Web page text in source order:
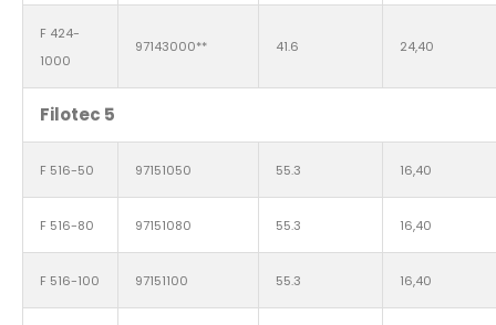
F 424-
1000
97143000** 41.6 24,40
Filotec 5
F 516-50 97151050 55.3 16,40
F 516-80 97151080 55.3 16,40
F 516-100 97151100 55.3 16,40